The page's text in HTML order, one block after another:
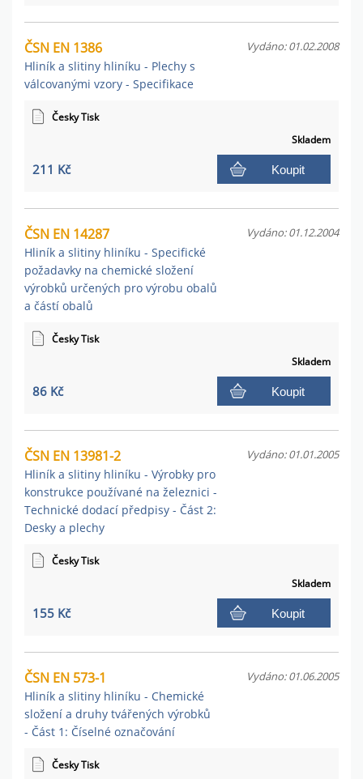
ČSN EN 1386
Hliník a slitiny hliníku - Plechy s
válcovanými vzory - Specifikace
Vydáno: 01.02.2008
Česky Tisk
Skladem
211 Kč Koupit
ČSN EN 14287
Hliník a slitiny hliníku - Specifické
požadavky na chemické složení
výrobků určených pro výrobu obalů
a částí obalů
Vydáno: 01.12.2004
Česky Tisk
Skladem
86 Kč Koupit
ČSN EN 13981-2
Hliník a slitiny hliníku - Výrobky pro
konstrukce používané na železnici -
Technické dodací předpisy - Část 2:
Desky a plechy
Vydáno: 01.01.2005
Česky Tisk
Skladem
155 Kč Koupit
ČSN EN 573-1
Hliník a slitiny hliníku - Chemické
složení a druhy tvářených výrobků
- Část 1: Číselné označování
Vydáno: 01.06.2005
Česky Tisk